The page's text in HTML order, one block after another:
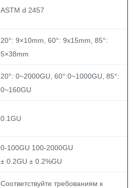
ASTM d 2457
20°: 9×10mm, 60°: 9x15mm, 85°:
5×38mm
20°: 0~2000GU, 60°:0~1000GU, 85°:
0~160GU
0.1GU
0-100GU 100-2000GU
± 0.2GU ± 0.2%GU
Соответствуйте требованиям к